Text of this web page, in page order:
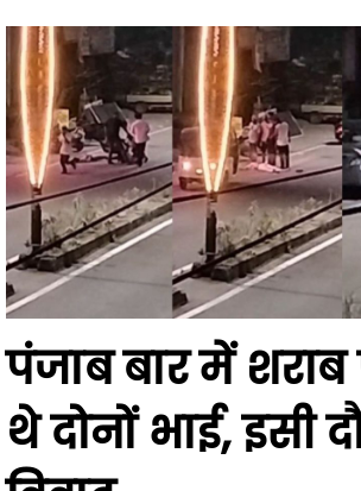
पंजाब बार में
थे दोनों भाई, इसी
विवाद
दरअसल, पंजाब बार में शराब पीने आए लोगों के बीच किसी